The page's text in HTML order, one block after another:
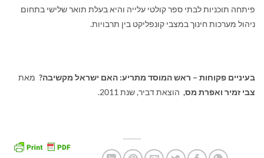
פיתחה תוכניות לבתי ספר קולטי עלייה והיא בעלת תואר שלישי בתחום
ניהול מערכות חינוך במצבי קונפליקט בין תרבויות.
בעיניים פקוחות – ראש המוסד מתריע: האם ישראל מקשיבה? מאת
צבי זמיר ואפרת מס, הוצאת דביר, שנת 2011.